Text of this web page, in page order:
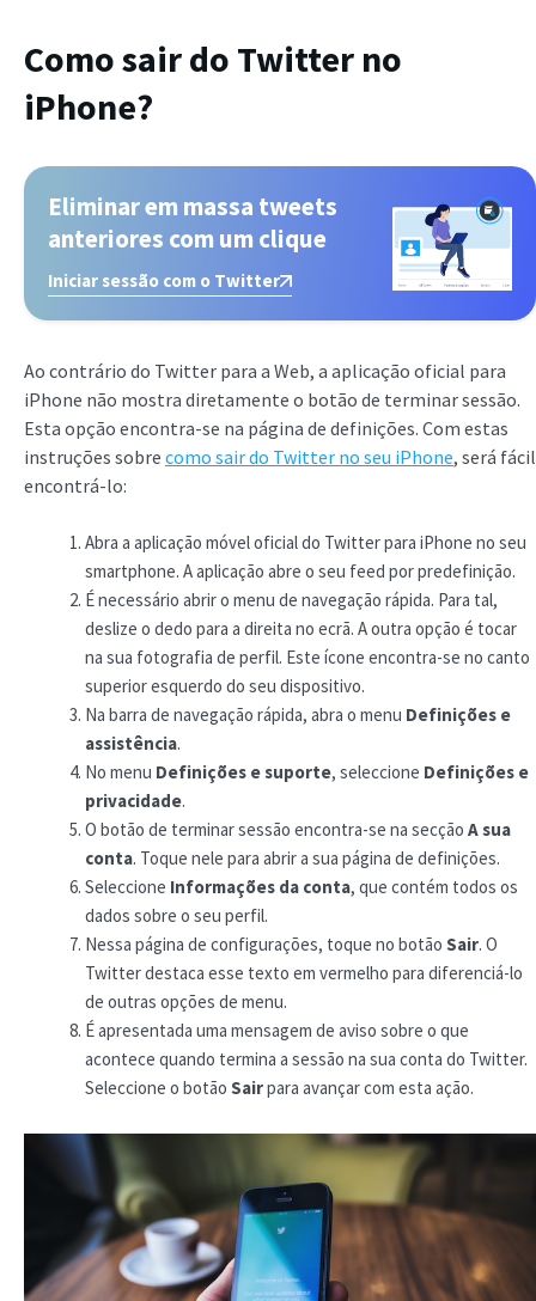
Como sair do Twitter no
iPhone?
Eliminar em massa tweets
anteriores com um clique
Iniciar sessão com o Twitter
Ao contrário do Twitter para a Web, a aplicação oficial para
iPhone não mostra diretamente o botão de terminar sessão.
Esta opção encontra-se na página de definições. Com estas
instruções sobre como sair do Twitter no seu iPhone, será fácil
encontrá-lo:
Abra a aplicação móvel oficial do Twitter para iPhone no seu
smartphone. A aplicação abre o seu feed por predefinição.
É necessário abrir o menu de navegação rápida. Para tal,
deslize o dedo para a direita no ecrã. A outra opção é tocar
na sua fotografia de perfil. Este ícone encontra-se no canto
superior esquerdo do seu dispositivo.
Na barra de navegação rápida, abra o menu Definições e
assistência.
No menu Definições e suporte, seleccione Definições e
privacidade.
O botão de terminar sessão encontra-se na secção A sua
conta. Toque nele para abrir a sua página de definições.
Seleccione Informações da conta, que contém todos os
dados sobre o seu perfil.
Nessa página de configurações, toque no botão Sair. O
Twitter destaca esse texto em vermelho para diferenciá-lo
de outras opções de menu.
É apresentada uma mensagem de aviso sobre o que
acontece quando termina a sessão na sua conta do Twitter.
Seleccione o botão Sairpara avançar com esta ação.